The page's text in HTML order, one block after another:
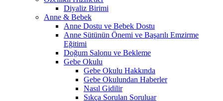
Diyaliz Birimi
Anne & Bebek
Anne Dostu ve Bebek Dostu
Anne Sütünün Önemi ve Başarılı Emzirme
Eğitimi
Doğum Salonu ve Bekleme
Gebe Okulu
Gebe Okulu Hakkında
Gebe Okulundan Haberler
Nasıl Gidilir
Sıkça Sorulan Soruluar